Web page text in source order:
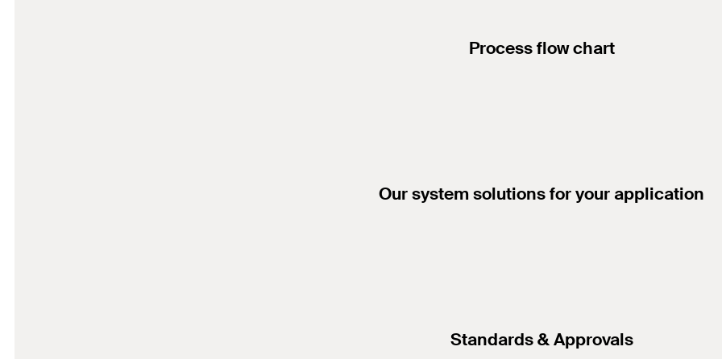
Process flow chart
Our system solutions for your application
Standards & Approvals